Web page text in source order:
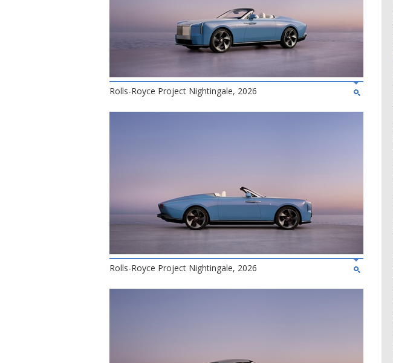
Rolls-Royce Project Nightingale, 2026
Rolls-Royce Project Nightingale, 2026